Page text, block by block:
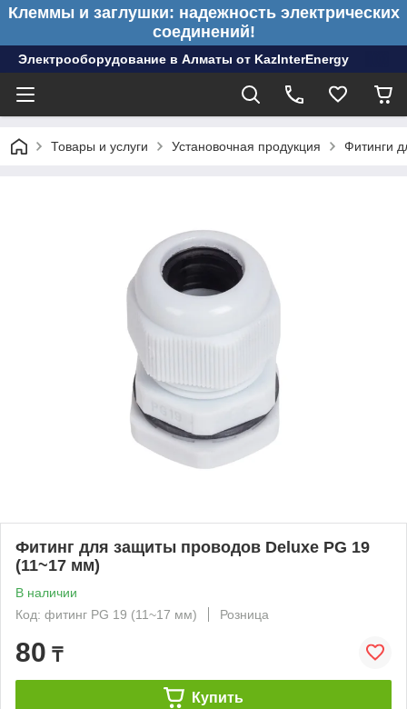
Клеммы и заглушки: надежность электрических
соединений!
Электрооборудование в Алматы от KazInterEnergy
Товары и услуги Установочная продукция Фитинги
Фитинг для защиты проводов Deluxe PG 19
(11~17 мм)
В наличии
Код: фитинг PG 19 (11~17 мм)
Розница
80 ₸
Купить